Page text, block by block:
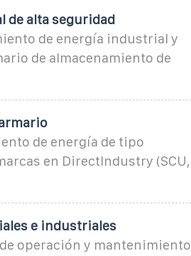
de alta seguridad
de energía industrial y
de almacenamiento de
de energía de tipo
en DirectIndustry (SCU,
e industriales
operación y mantenimiento